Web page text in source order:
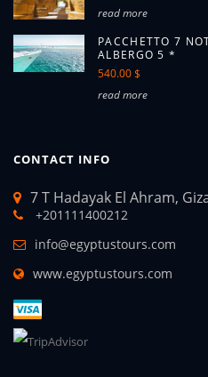
read more
PACCHETTO 7
ALBERGO 5 *
540.00 $
read more
CONTACT INFO
7 T Hadayak El Ahram,
+201111400212
info@egyptustours.com
www.egyptustours.com